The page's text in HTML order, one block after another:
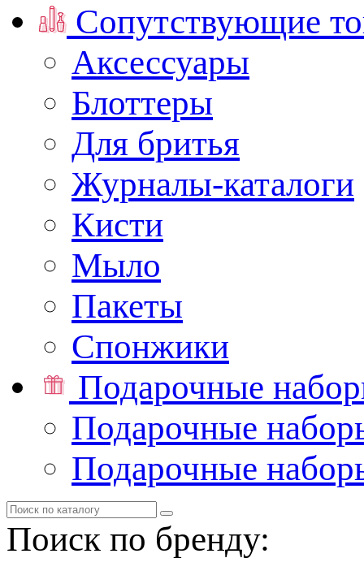
Сопутствующие
Аксессуары
Блоттеры
Для бритья
Журналы-каталоги
Кисти
Мыло
Пакеты
Спонжики
Подарочные
Подарочные
Подарочные
Поиск по бренду: